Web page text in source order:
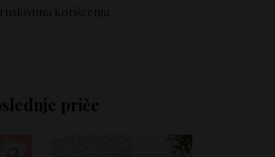
uslovima korišćenja
priče